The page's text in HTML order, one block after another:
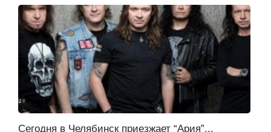
Сегодня в Челябинск приезжает “Ария”...